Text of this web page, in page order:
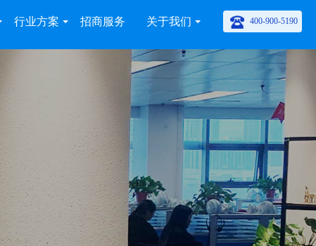
行业方案 招商服务 关于我们 400-900-5190